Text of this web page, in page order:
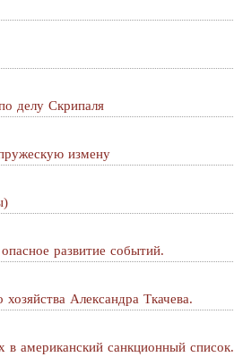
делу Скрипаля
измену
развитие событий.
Александра Ткачева.
американский санкционный список.